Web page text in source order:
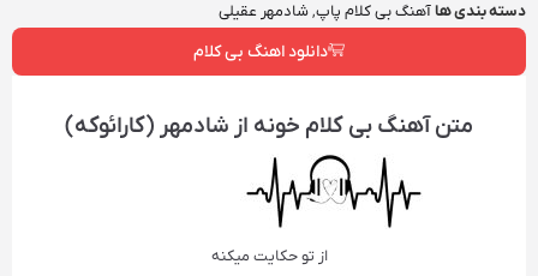
دسته بندی هاآهنگ بی کلام پاپ,شادمهر عقیلی
دانلود اهنگ بی کلام
متن آهنگ بی کلام خونه از شادمهر (کارائوکه)
از تو حکایت میکنه